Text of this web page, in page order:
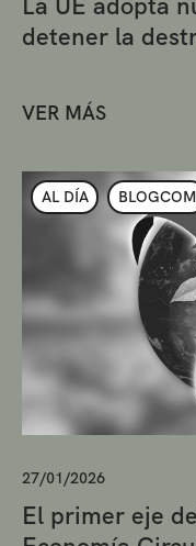
detener la
VER MÁS
AL DÍA BLOGCOM
27/01/2026
El primer eje